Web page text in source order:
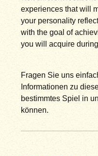
experiences that will
your personality
with the goal of
you will acquire
Fragen Sie uns
Informationen zu
bestimmtes Spiel in
können.